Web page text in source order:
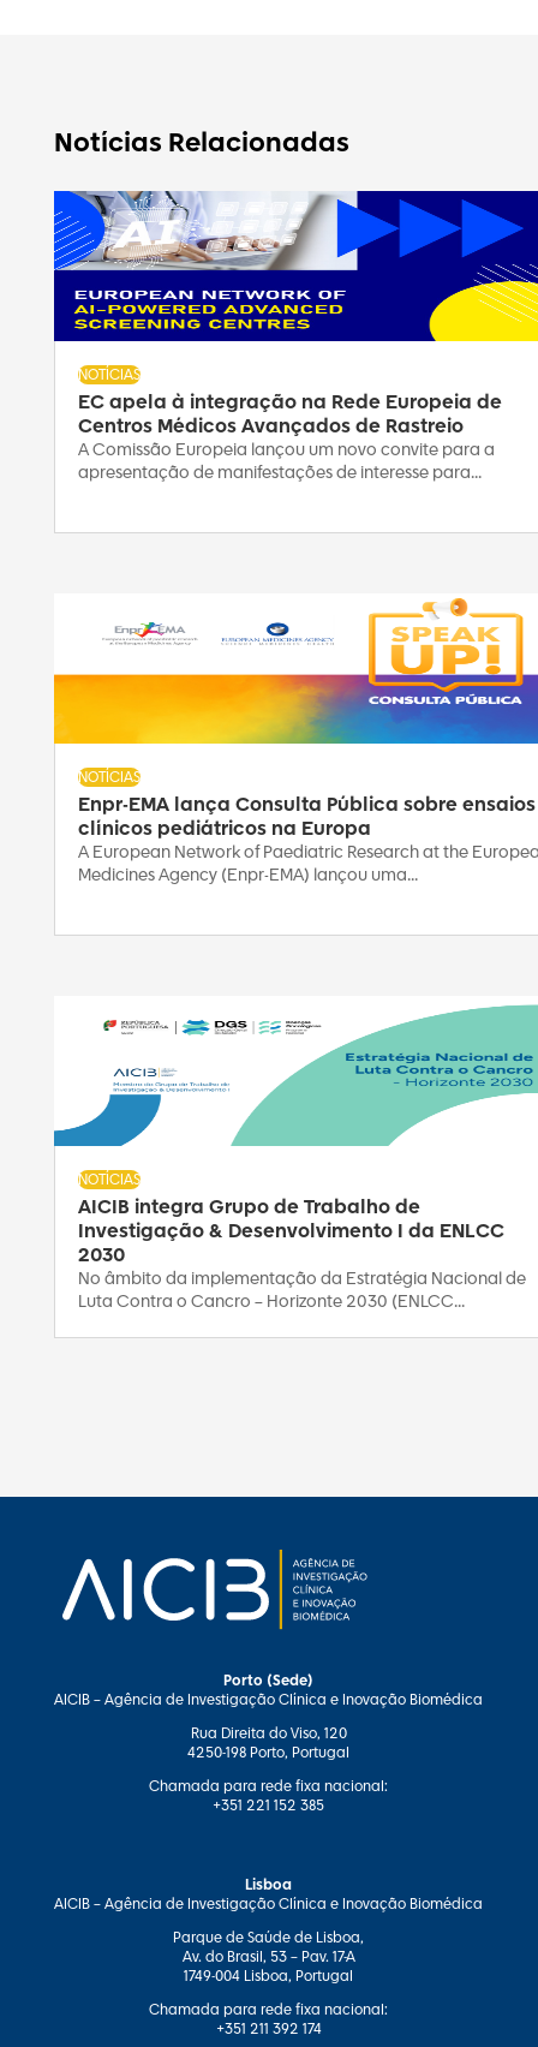
Notícias Relacionadas
EC apela à integração na Rede Europeia de
Centros Médicos Avançados de Rastreio
NOTÍCIAS
A Comissão Europeia lançou um novo convite para a
apresentação de manifestações de interesse para...
Enpr-EMA lança Consulta Pública sobre ensaios
clínicos pediátricos na Europa
NOTÍCIAS
A European Network of Paediatric Research at the
Medicines Agency (Enpr-EMA) lançou uma...
AICIB integra Grupo de Trabalho de
Investigação & Desenvolvimento I da ENLCC
2030
NOTÍCIAS
No âmbito da implementação da Estratégia Nacional de
Luta Contra o Cancro – Horizonte 2030 (ENLCC...
Porto (Sede)
AICIB – Agência de Investigação Clínica e Inovação Biomédica
Rua Direita do Viso, 120
4250-198 Porto, Portugal
Chamada para rede fixa nacional:
+351 221 152 385
Lisboa
AICIB – Agência de Investigação Clínica e Inovação Biomédica
Parque de Saúde de Lisboa,
Av. do Brasil, 53 – Pav. 17-A
1749-004 Lisboa, Portugal
Chamada para rede fixa nacional:
+351 211 392 174